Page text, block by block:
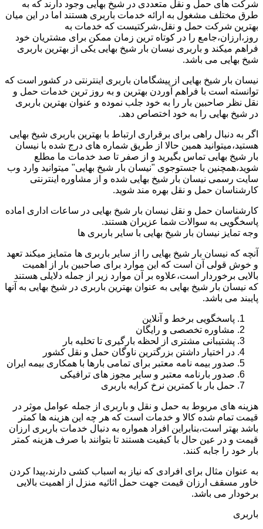
شرکت های حمل و نقل متعددی در شیخ بهایی وجود دارند که به
طرق مختلف مشغول به ارائه خدمات باربری هستند اما در این میان
بهترین شرکت حمل و نقل،شرکتیست که خدمات به
روز،ارزان،جامع را در کوتاه ترین زمان ممکن برای مشتریان خود
فراهم میکند و باربری نیسان بار شیخ بهایی یکی از بهترین باربری
شیخ بهایی می باشد.
نیسان بار شیخ بهایی از پیشگامان باربری اینترنتی در کشور است که
توانسته است با فراهم آوردن بهترین و به روز ترین خدمات حمل و
نقل نظر صاحبین بار را به خود جلب نموده و عنوان بهترین باربری
در شیخ بهایی را به خود اختصاص دهد.
اگر به دنبال راهی برای برقراری ارتباط با بهترین باربری شیخ بهایی
هستید،میتوانید همین حالا از طریق شماره های درج شده با نیسان
بار شیخ بهایی تماس بگیرید و از صفر تا صد خدمات ما مطلع
شوید،همچنین با جستوجوی "نیسان بار شیخ بهایی" میتوانید وارد وب
سایت رسمی نیسان بار شیخ بهایی شده و از مشاوره اینترنتی
کارشناسان حمل و نقل بهره مند شوید.
کارشناسان حمل و نقل نیسان بار شیخ بهایی در ساعات اداری اماده
پاسخگویی به سوالات شما عزیران هستند.
وجه تمایز نیسان بار شیخ بهایی با سایر باربری ها
آنچه که نیسان بار شیخ بهایی را از سایر باربری ها متمایز میکند تعهد
و خوش قولی آن است که این موارد برای صاحبین بار از اهمیت
بالایی برخوردار است،علاوه بر آن موارد زیر از جمله دلایلی هستند
که نیسان بار شیخ بهایی به عنوان بهترین باربری در شیخ بهایی به آنها
پایبند می باشد.
پاسخگویی برخط و آنلاین
مشاوره تخصصی و رایگان
پشتیبانی مشتری از لحظه بارگیری تا تخلیه بار
در اختیار داشتن بزرگترین ناوگان حمل و نقل کشور
صدور بیمه نامه معتبر برای تمامی بارها با همکاری بیمه ایران
صدور بارنامه معتبر و سایر مجوز های ترافیکی
حمل بار با کمترین نرخ کرایه باربری
هزینه های مربوط به حمل و نقل و باربری از جمله عوامل موثر در
قیمت تمام شده کالا و خدمات است که هر چه این هزینه ها کمتر
باشد بهتر است،بنابراین افراد همواره به دنبال خدمات باربری ارزان
قیمت و در عین حال با کیفیت هستند تا بتوانند با صرف هزینه کمتر
بار خود را جابه کنند.
به عنوان مثال برای افرادی که نیاز به اسباب کشی دارند،پیدا کردن
خاور مسقف ارزان قیمت جهت حمل اثاثیه منزل از اهمیت بالایی
برخودار می باشد.
باربری